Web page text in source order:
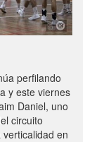
perfilando
y este viernes
Daniel, uno
circuito
en